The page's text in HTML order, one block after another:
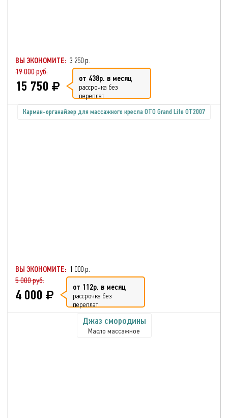
ВЫ ЭКОНОМИТЕ: 3 250 р.
19 000 руб.
15 750 от 438р. в месяц
рассрочка без
переплат
Карман-органайзер для массажного кресла OTO Grand Life OT2007
ВЫ ЭКОНОМИТЕ: 1 000 р.
5 000 руб.
4 000 от 112р. в месяц
рассрочка без
переплат
Джаз смородины
Масло массажное